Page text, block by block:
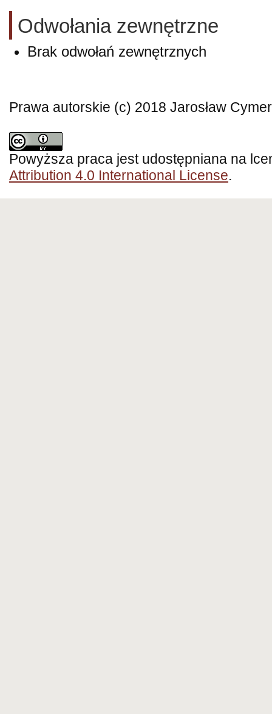
Odwołania zewnętrzne
Brak odwołań zewnętrznych
Prawa autorskie (c) 2018 Jarosław
Powyższa praca jest udostępniana na
Attribution 4.0 International License.